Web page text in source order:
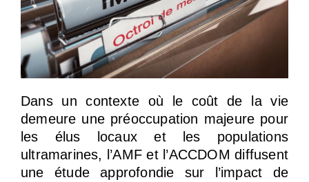
Dans un contexte où le coût de la vie
demeure une préoccupation majeure pour
les élus locaux et les populations
ultramarines, l’AMF et l’ACCDOM diffusent
une étude approfondie sur l’impact de